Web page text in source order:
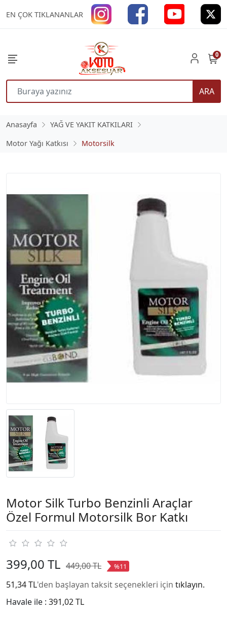
EN ÇOK TIKLANANLAR
ARA
0
Anasayfa
YAĞ VE YAKIT KATKILARI
Motor Yağı Katkısı
Motorsilk
Motor Silk Turbo Benzinli Araçlar
Özel Formul Motorsilk Bor Katkı
399,00 TL 449,00 TL %11
51,34 TL'den başlayan taksit seçenekleri için tıklayın.
Havale ile : 391,02 TL